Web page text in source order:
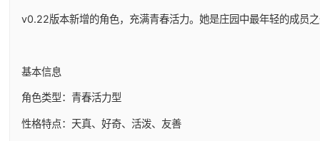
v0.22版本新增的角色，充满青春活力。她是庄园中最年轻的成员
基本信息
角色类型：青春活力型
性格特点：天真、好奇、活泼、友善